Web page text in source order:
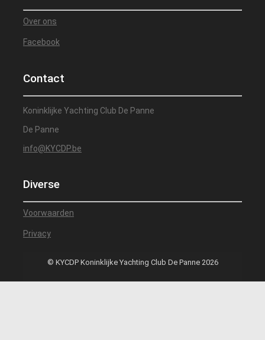
Over ons
Facebook
Contact
Koninklijke Yachting Club De Panne
De Panne
info@KYCDP.be
Diverse
Voorwaarden
Privacy
© KYCDP Koninklijke Yachting Club De Panne 2026